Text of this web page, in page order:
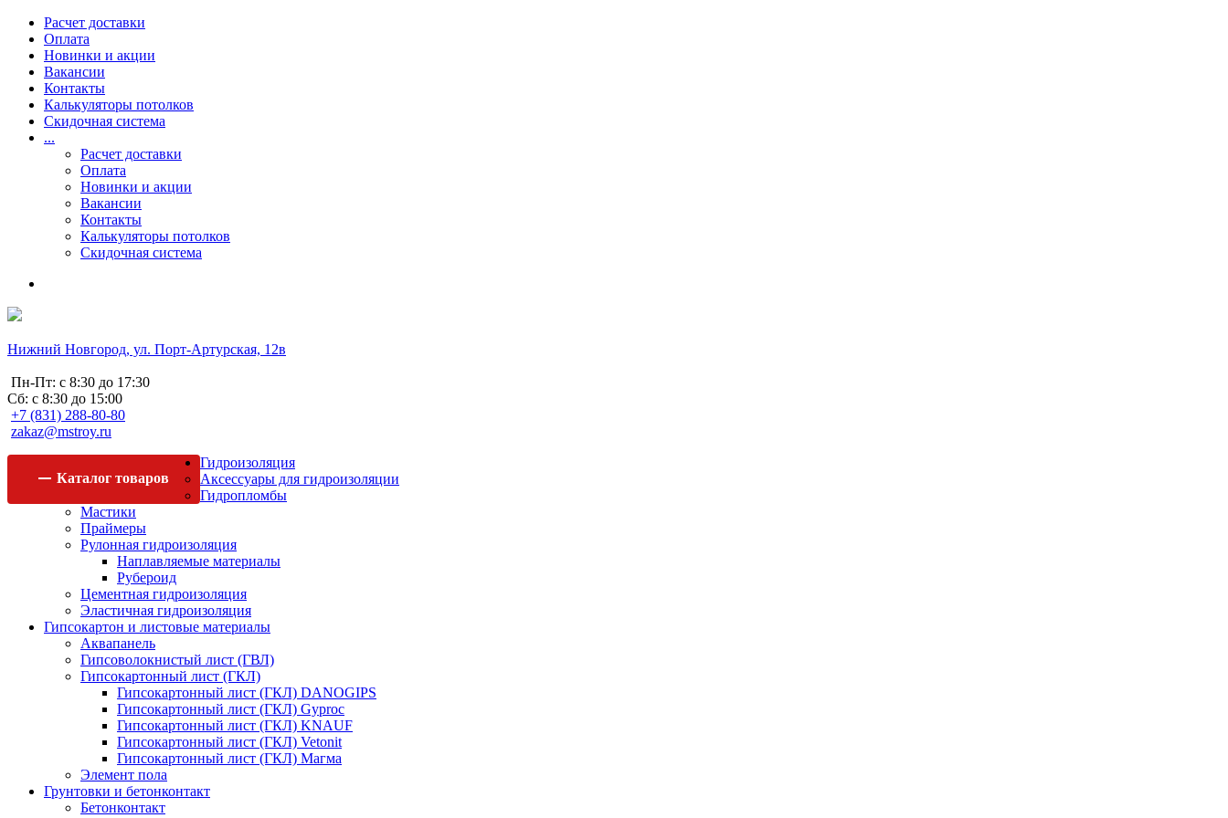
Расчет доставки
Оплата
Новинки и акции
Вакансии
Контакты
Калькуляторы потолков
Скидочная система
...
Расчет доставки
Оплата
Новинки и акции
Вакансии
Контакты
Калькуляторы потолков
Скидочная система
Нижний Новгород, ул. Порт-Артурская, 12в
Пн-Пт: с 8:30 до 17:30
Сб: с 8:30 до 15:00
+7 (831) 288-80-80
zakaz@mstroy.ru
Каталог товаров
Гидроизоляция
Аксессуары для гидроизоляции
Гидропломбы
Мастики
Праймеры
Рулонная гидроизоляция
Наплавляемые материалы
Рубероид
Цементная гидроизоляция
Эластичная гидроизоляция
Гипсокартон и листовые материалы
Аквапанель
Гипсоволокнистый лист (ГВЛ)
Гипсокартонный лист (ГКЛ)
Гипсокартонный лист (ГКЛ) DANOGIPS
Гипсокартонный лист (ГКЛ) Gyproc
Гипсокартонный лист (ГКЛ) KNAUF
Гипсокартонный лист (ГКЛ) Vetonit
Гипсокартонный лист (ГКЛ) Магма
Элемент пола
Грунтовки и бетонконтакт
Бетонконтакт